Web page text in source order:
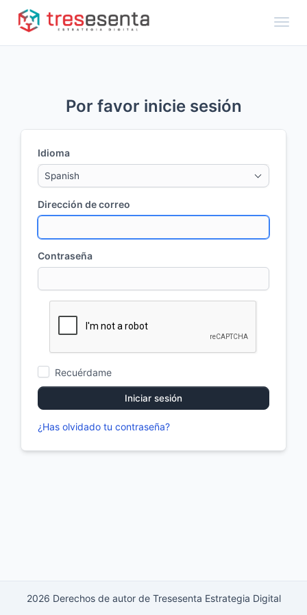
Por favor inicie sesión
Idioma
Spanish
Dirección de correo
Contraseña
Recuérdame
Iniciar sesión
¿Has olvidado tu contraseña?
2026 Derechos de autor de Tresesenta Estrategia Digital